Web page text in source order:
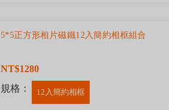
5*5正方形相片磁鐵12入簡約相框組合
NT$1280
規格：
12入簡約相框